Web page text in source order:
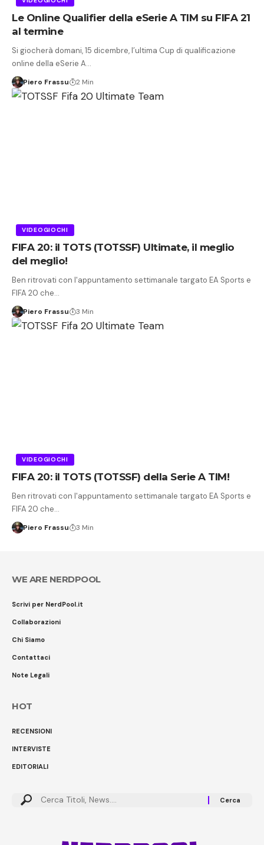
Le Online Qualifier della eSerie A TIM su FIFA 21
al termine
Si giocherà domani, 15 dicembre, l’ultima Cup di qualificazione
online della eSerie A…
Piero Frassu 2 Min
VIDEOGIOCHI
FIFA 20: il TOTS (TOTSSF) Ultimate, il meglio
del meglio!
Ben ritrovati con l'appuntamento settimanale targato EA Sports e
FIFA 20 che…
Piero Frassu 3 Min
VIDEOGIOCHI
FIFA 20: il TOTS (TOTSSF) della Serie A TIM!
Ben ritrovati con l'appuntamento settimanale targato EA Sports e
FIFA 20 che…
Piero Frassu 3 Min
WE ARE NERDPOOL
Scrivi per NerdPool.it
Collaborazioni
Chi Siamo
Contattaci
Note Legali
HOT
RECENSIONI
INTERVISTE
EDITORIALI
Cerca: